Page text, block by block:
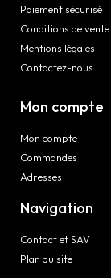
Paiement sécurisé
Conditions de vente
Mentions légales
Contactez-nous
Mon compte
Mon compte
Commandes
Adresses
Navigation
Contact et SAV
Plan du site